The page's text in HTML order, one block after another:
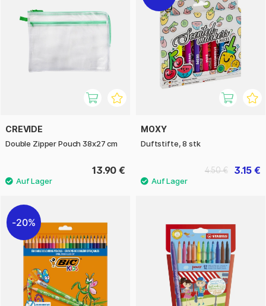
CREVIDE
Double Zipper Pouch 38x27 cm
13.90 €
MOXY
Duftstifte, 8 stk
3.15 €
4.50 €
20%